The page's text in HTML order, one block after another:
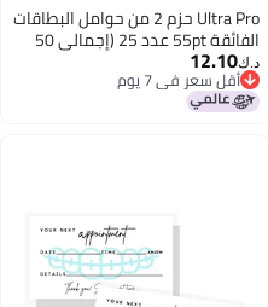
Ultra Pro حزم 2 من حوامل البطاقات
الفائقة 55pt عدد 25 (إجمالي 50
حامل بطاقات) 81181-55 Pt
للبطاقات السميكة
د.ك‏12.10
أقل سعر في 7 يوم
أقل سعر في 7 يوم